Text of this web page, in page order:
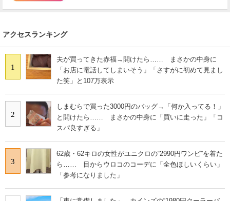
アクセスランキング
1
夫が買ってきた赤福→開けたら…… まさかの中身に
「お店に電話してしまいそう」「さすがに初めて見まし
た笑」と107万表示
2
しまむらで買った3000円のバッグ→「何か入ってる！」
と開けたら…… まさかの中身に「買いに走った」「コ
スパ良すぎる」
3
62歳・62キロの女性がユニクロの“2990円ワンピ”を着た
ら…… 目からウロコのコーデに「全色ほしいくらい」
「参考になりました」